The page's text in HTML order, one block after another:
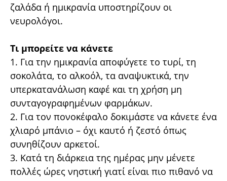
ζαλάδα ή ηµικρανία υποστηρίζουν οι
νευρολόγοι.
Τι µπορείτε να κάνετε
1. Για την ηµικρανία αποφύγετε το τυρί, τη
σοκολάτα, το αλκοόλ, τα αναψυκτικά, την
υπερκατανάλωση καφέ και τη χρήση µη
συνταγογραφηµένων φαρµάκων.
2. Για τον πονοκέφαλο δοκιµάστε να κάνετε ένα
χλιαρό µπάνιο – όχι καυτό ή ζεστό όπως
συνηθίζουν αρκετοί.
3. Κατά τη διάρκεια της ηµέρας µην µένετε
πολλές ώρες νηστική γιατί είναι πιο πιθανό να